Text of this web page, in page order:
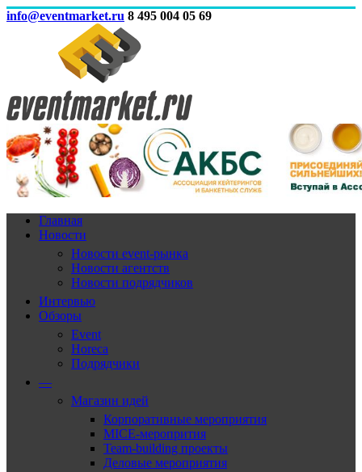
info@eventmarket.ru 8 495 004 05 69
Главная
Новости
Новости event-рынка
Новости агентств
Новости подрядчиков
Интервью
Обзоры
Event
Horeca
Подрядчики
—
Магазин идей
Корпоративные мероприятия
MICE-меропрития
Team-building проекты
Деловые мероприятия